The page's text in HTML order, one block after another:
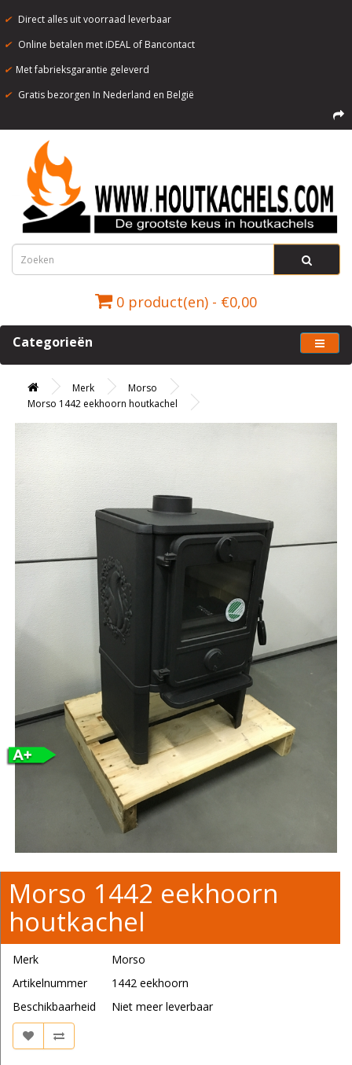
✔ Direct alles uit voorraad leverbaar
✔ Online betalen met iDEAL of Bancontact
✔ Met fabrieksgarantie geleverd
✔ Gratis bezorgen In Nederland en België
0 product(en) - €0,00
Categorieën
Merk
Morso
Morso 1442 eekhoorn houtkachel
Morso 1442 eekhoorn
houtkachel
Merk
Morso
Artikelnummer
1442 eekhoorn
Beschikbaarheid
Niet meer leverbaar